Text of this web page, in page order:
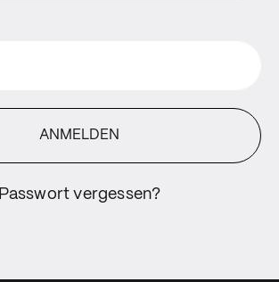
ANMELDEN
Passwort vergessen?